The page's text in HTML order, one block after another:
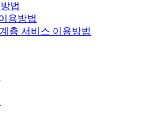
법
용방법
층 서비스 이용방법